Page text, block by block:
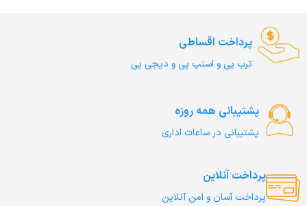
پرداخت اقساطی
ترب‌ پی و اسنپ پی و دیجی پی
پشتیبانی همه روزه
پشتیبانی در ساعات اداری
پرداخت آنلاین
پرداخت آسان و امن آنلاین